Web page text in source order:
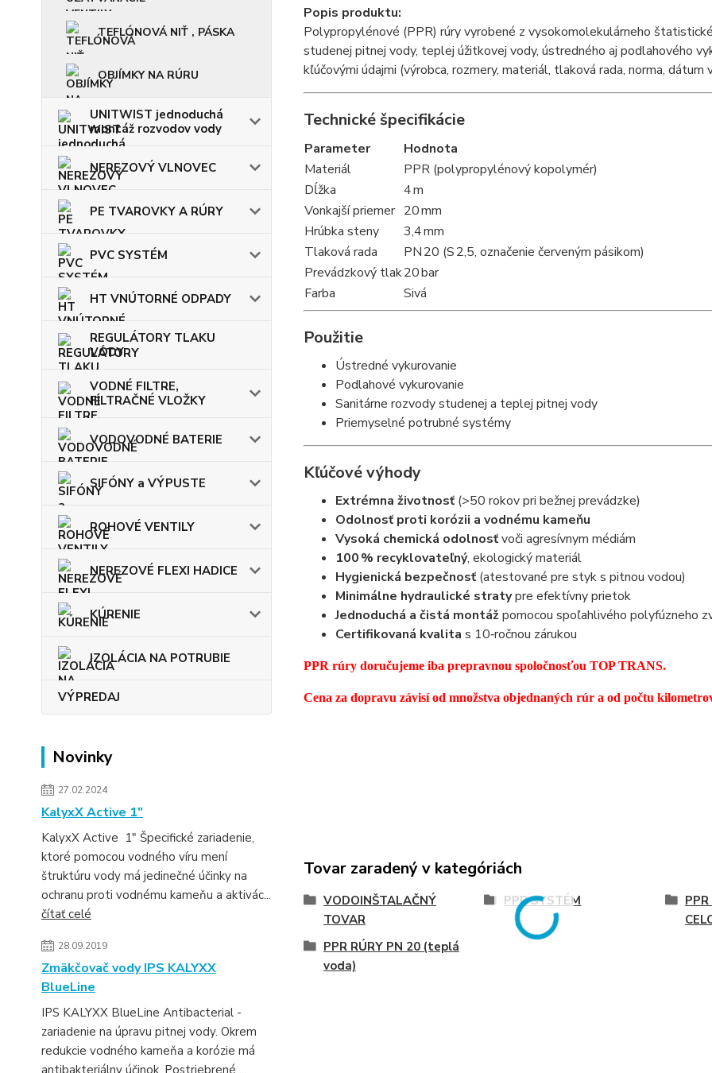
TEFLÓNOVÁ NIŤ , PÁSKA
OBJÍMKY NA RÚRU
UNITWIST jednoduchá
montáž rozvodov vody
NEREZOVÝ VLNOVEC
PE TVAROVKY A RÚRY
PVC SYSTÉM
HT VNÚTORNÉ ODPADY
REGULÁTORY TLAKU
VODY
VODNÉ FILTRE,
FILTRAČNÉ VLOŽKY
VODOVODNÉ BATERIE
SIFÓNY a VÝPUSTE
ROHOVÉ VENTILY
NEREZOVÉ FLEXI HADICE
KÚRENIE
IZOLÁCIA NA POTRUBIE
VÝPREDAJ
Novinky
27.02.2024
KalyxX Active 1″
KalyxX Active 1″ Špecifické zariadenie,
ktoré pomocou vodného víru mení
štruktúru vody má jedinečné účinky na
ochranu proti vodnému kameňu a aktivác...
čítať celé
28.09.2019
Zmäkčovač vody IPS KALYXX
BlueLine
IPS KALYXX BlueLine Antibacterial -
zariadenie na úpravu pitnej vody. Okrem
redukcie vodného kameňa a korózie má
antibakteriálny účinok. Postriebrené ...
Popis produktu:
Polypropylénové (PPR) rúry vyrobené z vysokomolekulárneho
studenej pitnej vody, teplej úžitkovej vody, ústredného aj podlahového
kľúčovými údajmi (výrobca, rozmery, materiál, tlaková rada, norma,
Technické špecifikácie
Parameter
Hodnota
Materiál
PPR (polypropylénový kopolymér)
Dĺžka
4 m
Vonkajší priemer 20 mm
Hrúbka steny
3,4 mm
Tlaková rada
PN 20 (S 2,5, označenie červeným pásikom)
Prevádzkový tlak20 bar
Farba
Sivá
Použitie
Ústredné vykurovanie
Podlahové vykurovanie
Sanitárne rozvody studenej a teplej pitnej vody
Priemyselné potrubné systémy
Kľúčové výhody
Extrémna životnosť(>50 rokov pri bežnej prevádzke)
Odolnosť proti korózii a vodnému kameňu
Vysoká chemická odolnosťvoči agresívnym médiám
100 % recyklovateľný, ekologický materiál
Hygienická bezpečnosť(atestované pre styk s pitnou vodou)
Minimálne hydraulické stratypre efektívny prietok
Jednoduchá a čistá montážpomocou spoľahlivého polyfúzneho
Certifikovaná kvalita s 10‑ročnou zárukou
PPR rúry doručujeme iba prepravnou spoločnosťou TOP TRANS.
Cena za dopravu závisí od množstva objednaných rúr a od počtu
Tovar zaradený v kategóriách
VODOINŠTALAČNÝ
TOVAR
PPR SYSTÉM
PPR RÚRY PN 20 (teplá
voda)